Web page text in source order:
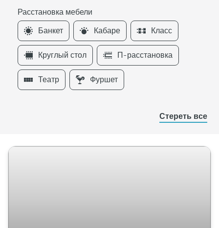
Расстановка мебели
F
i
l
t
e
r
Банкет Кабаре Класс
Круглый стол П-расстановка
Театр Фуршет
Стереть все